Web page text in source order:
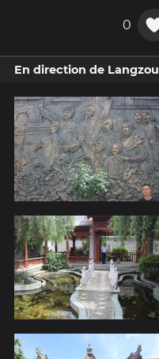
0
En direction de Langzou